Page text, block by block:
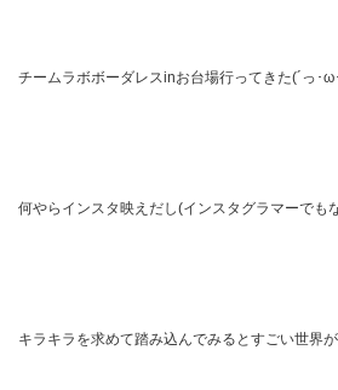
チームラボボーダレスinお台場行ってきた(´っ･ω
何やらインスタ映えだし(インスタグラマーでも
キラキラを求めて踏み込んでみるとすごい世界が